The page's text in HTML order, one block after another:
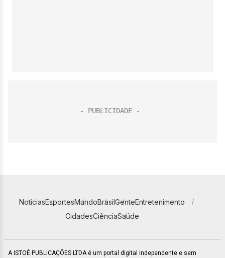
NotíciasEsportesMundoBrasilGenteEntretenimento
CidadesCiênciaSaúde
A ISTOÉ PUBLICAÇÕES LTDA é um portal digital independente e sem